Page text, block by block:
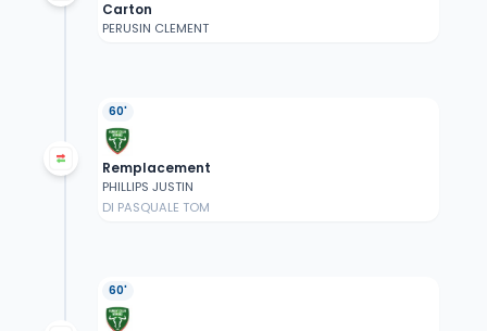
Carton
PERUSIN CLEMENT
60'
Remplacement
PHILLIPS JUSTIN
DI PASQUALE TOM
60'